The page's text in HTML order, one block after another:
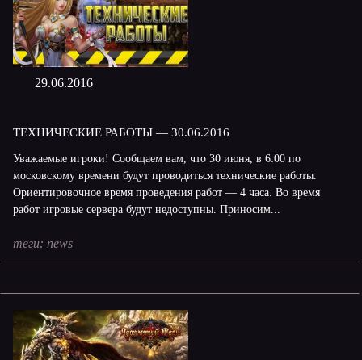
29.06.2016
ТЕХНИЧЕСКИЕ РАБОТЫ — 30.06.2016
Уважаемые игроки! Сообщаем вам, что 30 июня, в 6:00 по
московскому времени будут проводиться технические работы.
Ориентировочное время проведения работ — 4 часа. Во время
работ игровые сервера будут недоступны. Приносим...
теги: news